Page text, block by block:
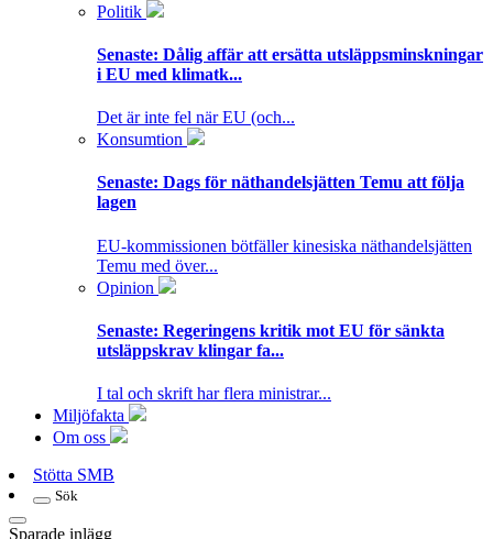
Politik
Senaste: Dålig affär att ersätta utsläppsminskningar
i EU med klimatk...
Det är inte fel när EU (och...
Konsumtion
Senaste: Dags för näthandelsjätten Temu att följa
lagen
EU-kommissionen bötfäller kinesiska näthandelsjätten
Temu med över...
Opinion
Senaste: Regeringens kritik mot EU för sänkta
utsläppskrav klingar fa...
I tal och skrift har flera ministrar...
Miljöfakta
Om oss
Stötta SMB
Sök
Sparade inlägg